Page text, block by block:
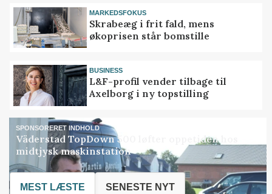
MARKEDSFOKUS
Skrabeæg i frit fald, mens
økoprisen står bomstille
BUSINESS
L&F-profil vender tilbage til
Axelborg i ny topstilling
SPONSORERET INDHOLD
Väderstad TopDown 500 løfter oppetiden hos
midtjysk maskinstation
MEST LÆSTE SENESTE NYT